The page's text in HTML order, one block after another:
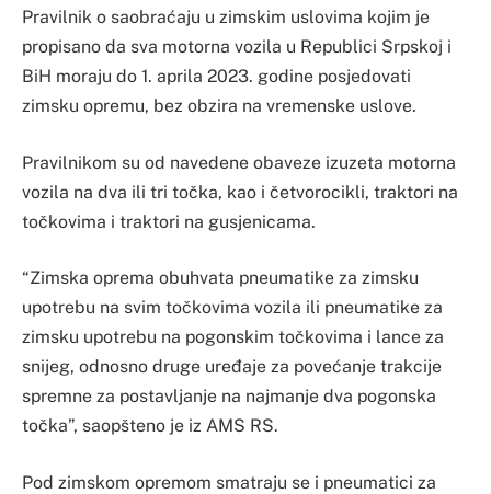
Pravilnik o saobraćaju u zimskim uslovima kojim je
propisano da sva motorna vozila u Republici Srpskoj i
BiH moraju do 1. aprila 2023. godine posjedovati
zimsku opremu, bez obzira na vremenske uslove.
Pravilnikom su od navedene obaveze izuzeta motorna
vozila na dva ili tri točka, kao i četvorocikli, traktori na
točkovima i traktori na gusjenicama.
“Zimska oprema obuhvata pneumatike za zimsku
upotrebu na svim točkovima vozila ili pneumatike za
zimsku upotrebu na pogonskim točkovima i lance za
snijeg, odnosno druge uređaje za povećanje trakcije
spremne za postavljanje na najmanje dva pogonska
točka”, saopšteno je iz AMS RS.
Pod zimskom opremom smatraju se i pneumatici za